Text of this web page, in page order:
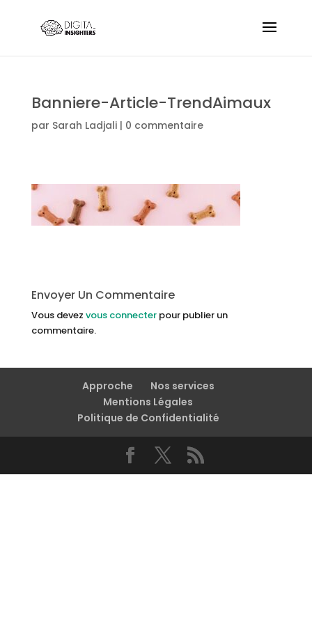
Banniere-Article-TrendAimaux
par Sarah Ladjali| 0 commentaire
Envoyer Un Commentaire
Vous devez vous connecterpour publier un
commentaire.
Approche
Nos services
Mentions Légales
Politique de Confidentialité